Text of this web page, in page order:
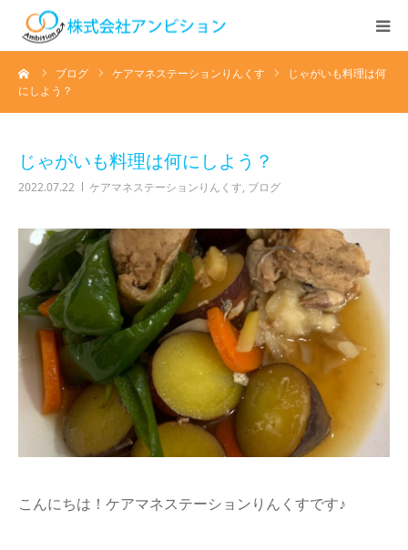
ブログ ケアマネステーションりんくす
じゃがいも料理は何
にしよう？
じゃがいも料理は何にしよう？
2022.07.22 ケアマネステーションりんくす, ブログ
こんにちは！ケアマネステーションりんくすです♪
ホーム
サービス紹介
デイステーション
居宅介護・訪問介護
快護ラボ知技心
求人情報
info